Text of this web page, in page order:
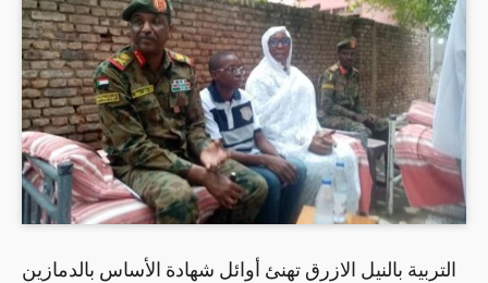
التربية بالنيل الازرق تهنئ أوائل شهادة الأساس بالدمازين